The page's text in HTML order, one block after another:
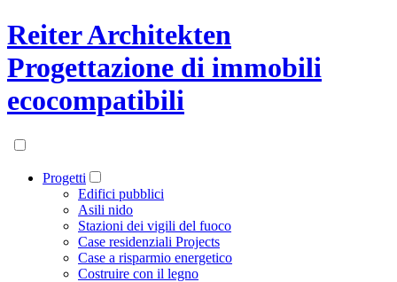
Reiter Architekten
Progettazione di immobili
ecocompatibili
Progetti
Edifici pubblici
Asili nido
Stazioni dei vigili del fuoco
Case residenziali Projects
Case a risparmio energetico
Costruire con il legno